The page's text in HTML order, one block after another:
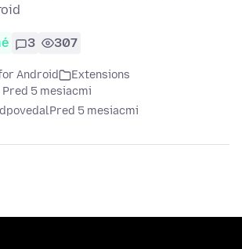
3 307
Android
Extensions
5 mesiacmi
Pred 5 mesiacmi